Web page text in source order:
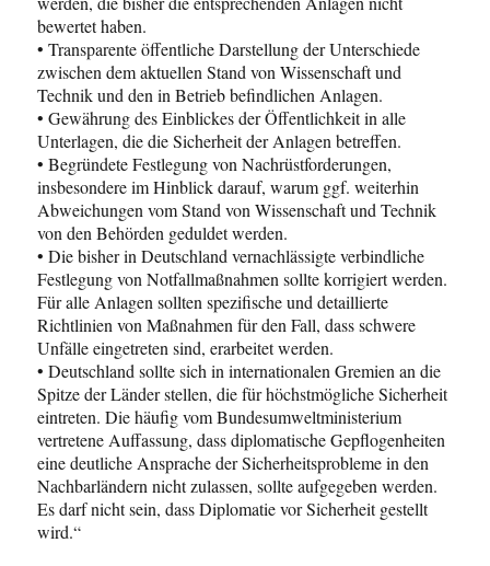
bewertet haben.
• Transparente öffentliche Darstellung der Unterschiede
zwischen dem aktuellen Stand von Wissenschaft und
Technik und den in Betrieb befindlichen Anlagen.
• Gewährung des Einblickes der Öffentlichkeit in alle
Unterlagen, die die Sicherheit der Anlagen betreffen.
• Begründete Festlegung von Nachrüstforderungen,
insbesondere im Hinblick darauf, warum ggf. weiterhin
Abweichungen vom Stand von Wissenschaft und Technik
von den Behörden geduldet werden.
• Die bisher in Deutschland vernachlässigte verbindliche
Festlegung von Notfallmaßnahmen sollte korrigiert werden.
Für alle Anlagen sollten spezifische und detaillierte
Richtlinien von Maßnahmen für den Fall, dass schwere
Unfälle eingetreten sind, erarbeitet werden.
• Deutschland sollte sich in internationalen Gremien an die
Spitze der Länder stellen, die für höchstmögliche Sicherheit
eintreten. Die häufig vom Bundesumweltministerium
vertretene Auffassung, dass diplomatische Gepflogenheiten
eine deutliche Ansprache der Sicherheitsprobleme in den
Nachbarländern nicht zulassen, sollte aufgegeben werden.
Es darf nicht sein, dass Diplomatie vor Sicherheit gestellt
wird.“